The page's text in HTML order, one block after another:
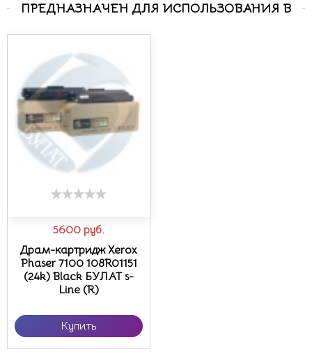
ПРЕДНАЗНАЧЕН ДЛЯ ИСПОЛЬЗОВАНИЯ В
5600 руб.
Драм-картридж Xerox
Phaser 7100 108R01151
(24k) Black БУЛАТ s-
Line (R)
Купить